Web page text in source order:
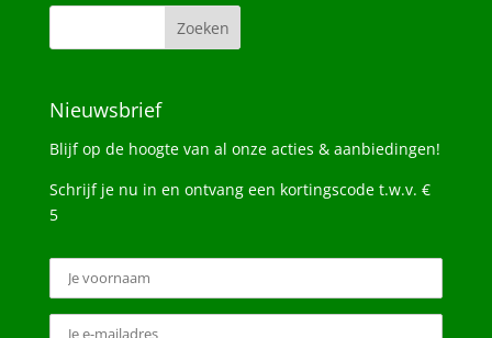
Nieuwsbrief
Blijf op de hoogte van al onze acties & aanbiedingen!
Schrijf je nu in en ontvang een kortingscode t.w.v. €
5